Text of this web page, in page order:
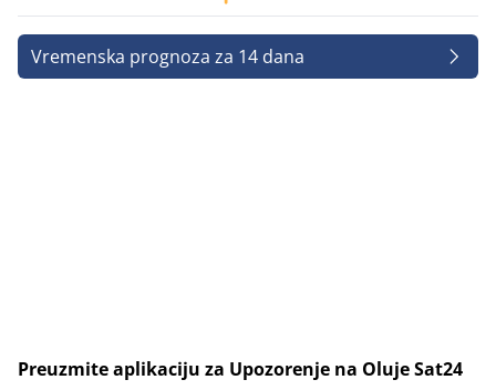
Vremenska prognoza za 14 dana
Preuzmite aplikaciju za Upozorenje na Oluje Sat24